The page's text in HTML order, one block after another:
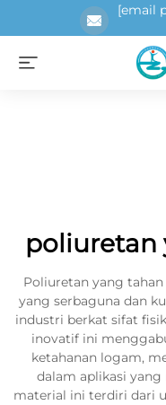
[email
poliuretan
Poliuretan yang
yang serbaguna dan
industri berkat sifat
inovatif ini
ketahanan logam,
dalam aplikasi
material ini terdiri dari